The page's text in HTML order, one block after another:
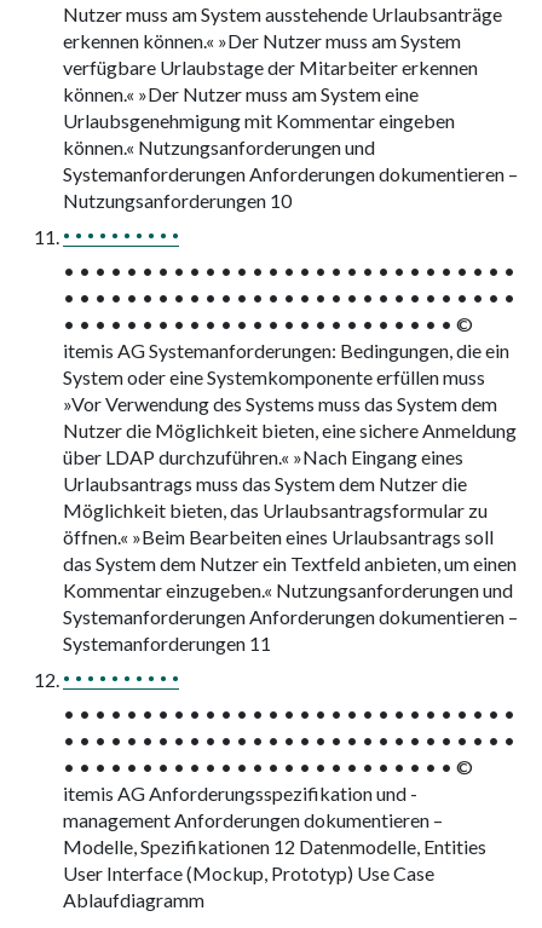
Nutzer muss am System ausstehende Urlaubsanträge
erkennen können.« »Der Nutzer muss am System
verfügbare Urlaubstage der Mitarbeiter erkennen
können.« »Der Nutzer muss am System eine
Urlaubsgenehmigung mit Kommentar eingeben
können.« Nutzungsanforderungen und
Systemanforderungen Anforderungen dokumentieren –
Nutzungsanforderungen 10
• • • • • • • • • •
• • • • • • • • • • • • • • • • • • • • • • • • • • • • •
• • • • • • • • • • • • • • • • • • • • • • • • • • • • •
• • • • • • • • • • • • • • • • • • • • • • • • • ©
itemis AG Systemanforderungen: Bedingungen, die ein
System oder eine Systemkomponente erfüllen muss
»Vor Verwendung des Systems muss das System dem
Nutzer die Möglichkeit bieten, eine sichere Anmeldung
über LDAP durchzuführen.« »Nach Eingang eines
Urlaubsantrags muss das System dem Nutzer die
Möglichkeit bieten, das Urlaubsantragsformular zu
öffnen.« »Beim Bearbeiten eines Urlaubsantrags soll
das System dem Nutzer ein Textfeld anbieten, um einen
Kommentar einzugeben.« Nutzungsanforderungen und
Systemanforderungen Anforderungen dokumentieren –
Systemanforderungen 11
• • • • • • • • • •
• • • • • • • • • • • • • • • • • • • • • • • • • • • • •
• • • • • • • • • • • • • • • • • • • • • • • • • • • • •
• • • • • • • • • • • • • • • • • • • • • • • • • ©
itemis AG Anforderungsspezifikation und -
management Anforderungen dokumentieren –
Modelle, Spezifikationen 12 Datenmodelle, Entities
User Interface (Mockup, Prototyp) Use Case
Ablaufdiagramm